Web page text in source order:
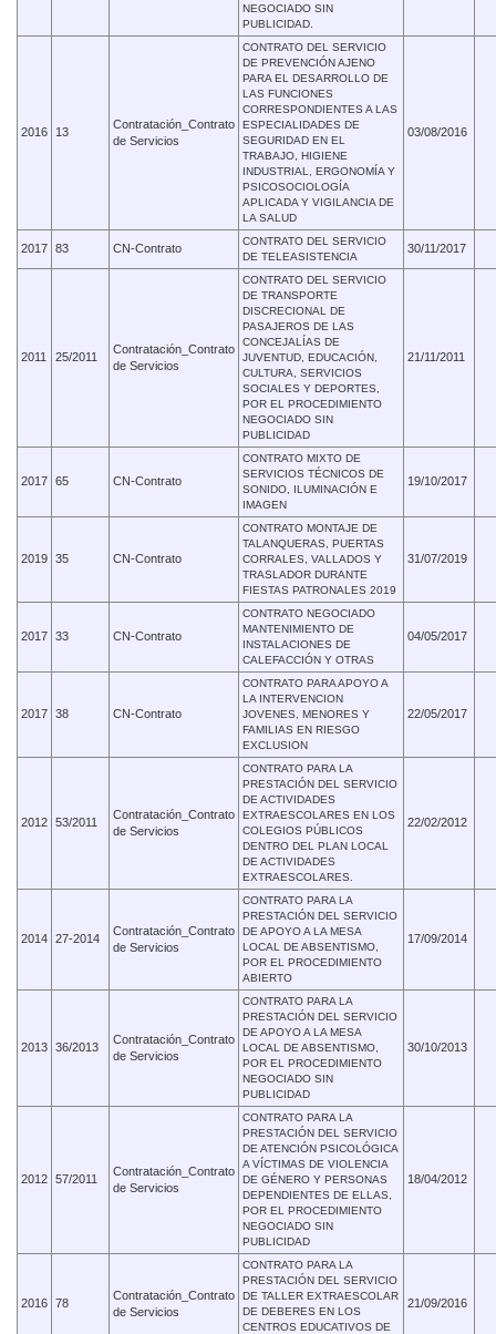
NEGOCIADO SIN
PUBLICIDAD.
2016 13
Contratación_Contrato
de Servicios
CONTRATO DEL SERVICIO
DE PREVENCIÓN AJENO
PARA EL DESARROLLO DE
LAS FUNCIONES
CORRESPONDIENTES A LAS
ESPECIALIDADES DE
SEGURIDAD EN EL
TRABAJO, HIGIENE
INDUSTRIAL, ERGONOMÍA Y
PSICOSOCIOLOGÍA
APLICADA Y VIGILANCIA DE
LA SALUD
03/08/2016
2017 83 CN-Contrato
CONTRATO DEL SERVICIO
DE TELEASISTENCIA
30/11/2017
2011 25/2011
Contratación_Contrato
de Servicios
CONTRATO DEL SERVICIO
DE TRANSPORTE
DISCRECIONAL DE
PASAJEROS DE LAS
CONCEJALÍAS DE
JUVENTUD, EDUCACIÓN,
CULTURA, SERVICIOS
SOCIALES Y DEPORTES,
POR EL PROCEDIMIENTO
NEGOCIADO SIN
PUBLICIDAD
21/11/2011
2017 65 CN-Contrato
CONTRATO MIXTO DE
SERVICIOS TÉCNICOS DE
SONIDO, ILUMINACIÓN E
IMAGEN
19/10/2017
2019 35 CN-Contrato
CONTRATO MONTAJE DE
TALANQUERAS, PUERTAS
CORRALES, VALLADOS Y
TRASLADOR DURANTE
FIESTAS PATRONALES 2019
31/07/2019
2017 33 CN-Contrato
CONTRATO NEGOCIADO
MANTENIMIENTO DE
INSTALACIONES DE
CALEFACCIÓN Y OTRAS
04/05/2017
2017 38 CN-Contrato
CONTRATO PARA APOYO A
LA INTERVENCION
JOVENES, MENORES Y
FAMILIAS EN RIESGO
EXCLUSION
22/05/2017
2012 53/2011
Contratación_Contrato
de Servicios
CONTRATO PARA LA
PRESTACIÓN DEL SERVICIO
DE ACTIVIDADES
EXTRAESCOLARES EN LOS
COLEGIOS PÚBLICOS
DENTRO DEL PLAN LOCAL
DE ACTIVIDADES
EXTRAESCOLARES.
22/02/2012
2014 27-2014
Contratación_Contrato
de Servicios
CONTRATO PARA LA
PRESTACIÓN DEL SERVICIO
DE APOYO A LA MESA
LOCAL DE ABSENTISMO,
POR EL PROCEDIMIENTO
ABIERTO
17/09/2014
2013 36/2013
Contratación_Contrato
de Servicios
CONTRATO PARA LA
PRESTACIÓN DEL SERVICIO
DE APOYO A LA MESA
LOCAL DE ABSENTISMO,
POR EL PROCEDIMIENTO
NEGOCIADO SIN
PUBLICIDAD
30/10/2013
2012 57/2011
Contratación_Contrato
de Servicios
CONTRATO PARA LA
PRESTACIÓN DEL SERVICIO
DE ATENCIÓN PSICOLÓGICA
A VÍCTIMAS DE VIOLENCIA
DE GÉNERO Y PERSONAS
DEPENDIENTES DE ELLAS,
POR EL PROCEDIMIENTO
NEGOCIADO SIN
PUBLICIDAD
18/04/2012
2016 78
Contratación_Contrato
de Servicios
CONTRATO PARA LA
PRESTACIÓN DEL SERVICIO
DE TALLER EXTRAESCOLAR
DE DEBERES EN LOS
CENTROS EDUCATIVOS DE
21/09/2016